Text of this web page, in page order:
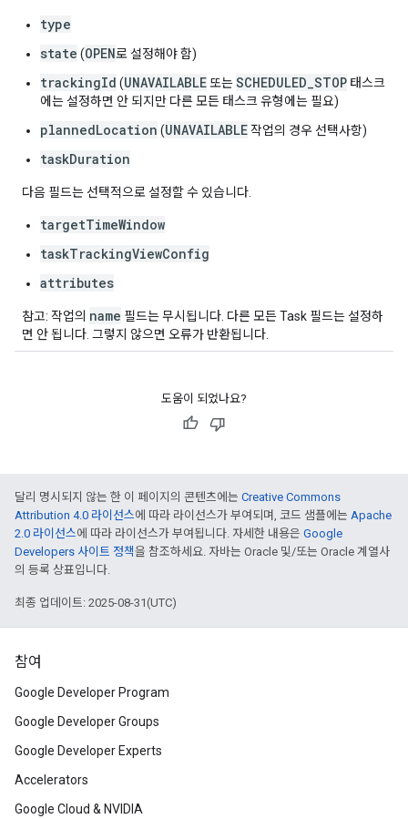
type
state (OPEN로 설정해야 함)
trackingId (UNAVAILABLE 또는SCHEDULED_STOP 태스크
에는 설정하면 안 되지만 다른 모든 태스크 유형에는 필요)
plannedLocation (UNAVAILABLE작업의 경우 선택사항)
taskDuration
다음 필드는 선택적으로 설정할 수 있습니다.
targetTimeWindow
taskTrackingViewConfig
attributes
참고: 작업의 name 필드는 무시됩니다. 다른 모든 Task 필드는 설정하
면 안 됩니다. 그렇지 않으면 오류가 반환됩니다.
도움이 되었나요?
달리 명시되지 않는 한 이 페이지의 콘텐츠에는 Creative Commons
Attribution 4.0 라이선스에 따라 라이선스가 부여되며, 코드 샘플에는 Apache
2.0 라이선스에 따라 라이선스가 부여됩니다. 자세한 내용은 Google
Developers 사이트 정책을 참조하세요. 자바는 Oracle 및/또는 Oracle 계열사
의 등록 상표입니다.
최종 업데이트: 2025-08-31(UTC)
참여
Google Developer Program
Google Developer Groups
Google Developer Experts
Accelerators
Google Cloud & NVIDIA